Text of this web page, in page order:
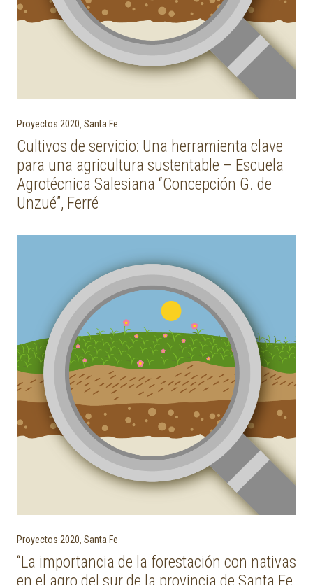
Proyectos 2020 Santa Fe
Cultivos de servicio: Una herramienta clave
para una agricultura sustentable – Escuela
Agrotécnica Salesiana “Concepción G. de
Unzué”, Ferré
Proyectos 2020 Santa Fe
“La importancia de la forestación con nativas
en el agro del sur de la provincia de Santa Fe